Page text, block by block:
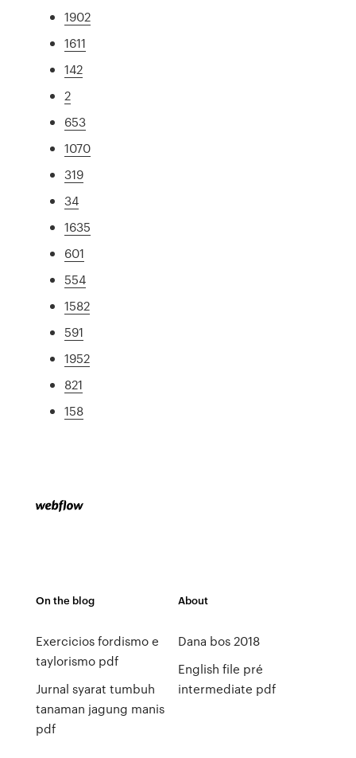
1902
1611
142
2
653
1070
319
34
1635
601
554
1582
591
1952
821
158
On the blog
Exercicios fordismo e
taylorismo pdf
Jurnal syarat tumbuh
tanaman jagung manis
pdf
About
Dana bos 2018
English file pré
intermediate pdf